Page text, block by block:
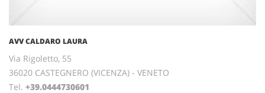
AVV CALDARO LAURA
Via Rigoletto, 55
36020 CASTEGNERO (VICENZA) - VENETO
Tel. +39.0444730601